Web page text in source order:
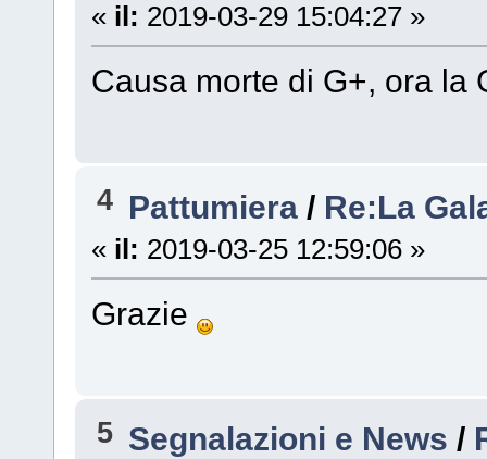
« il: 2019-03-29 15:04:27 »
Causa morte di G+, ora la
4 Pattumiera / Re:La
« il: 2019-03-25 12:59:06 »
Grazie
5 Segnalazioni e News /